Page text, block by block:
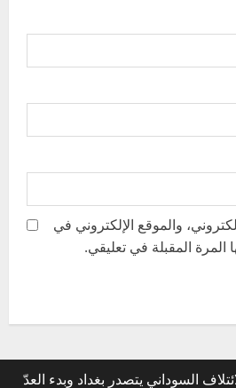
والموقع الإلكتروني في
المرة المقبلة في تعليقي.
السوداني يتصدر بغداد وبدء العدّ